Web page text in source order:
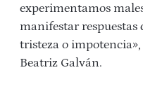
experimentamos
manifestar respuestas
tristeza o
Beatriz Galván.